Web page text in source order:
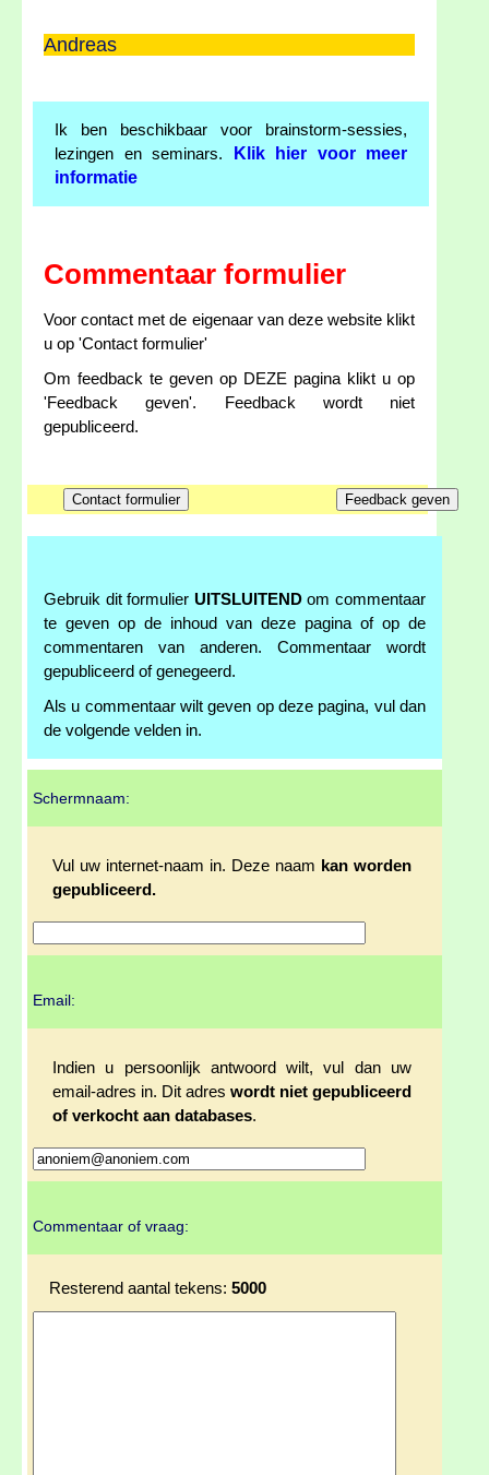
Andreas
Ik ben beschikbaar voor brainstorm-sessies,
lezingen en seminars.
Klik hier voor meer
informatie
Commentaar formulier
Voor contact met de eigenaar van deze website klikt
u op 'Contact formulier'
Om feedback te geven op DEZE pagina klikt u op
'Feedback geven'. Feedback wordt niet
gepubliceerd.
Gebruik dit formulier UITSLUITENDom commentaar
te geven op de inhoud van deze pagina of op de
commentaren van anderen. Commentaar wordt
gepubliceerd of genegeerd.
Als u commentaar wilt geven op deze pagina, vul dan
de volgende velden in.
Schermnaam:
Vul uw internet-naam in. Deze naam kan worden
gepubliceerd.
Email:
Indien u persoonlijk antwoord wilt, vul dan uw
email-adres in. Dit adres wordt niet gepubliceerd
of verkocht aan databases.
Commentaar of vraag:
Resterend aantal tekens: 5000